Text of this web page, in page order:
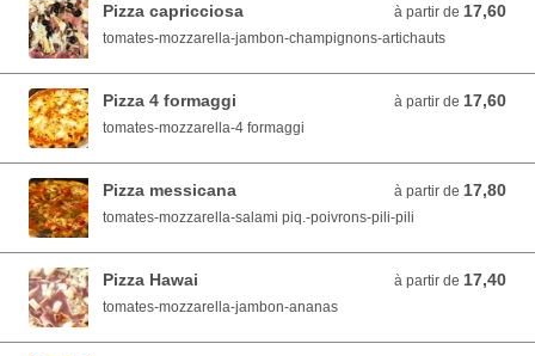
Pizza capricciosa à partir de 17,60
à partir de 17,60 EUR
tomates-mozzarella-jambon-champignons-artichauts
Pizza 4 formaggi à partir de 17,60
à partir de 17,60 EUR
tomates-mozzarella-4 formaggi
Pizza messicana à partir de 17,80
à partir de 17,80 EUR
tomates-mozzarella-salami piq.-poivrons-pili-pili
Pizza Hawai à partir de 17,40
à partir de 17,40 EUR
tomates-mozzarella-jambon-ananas